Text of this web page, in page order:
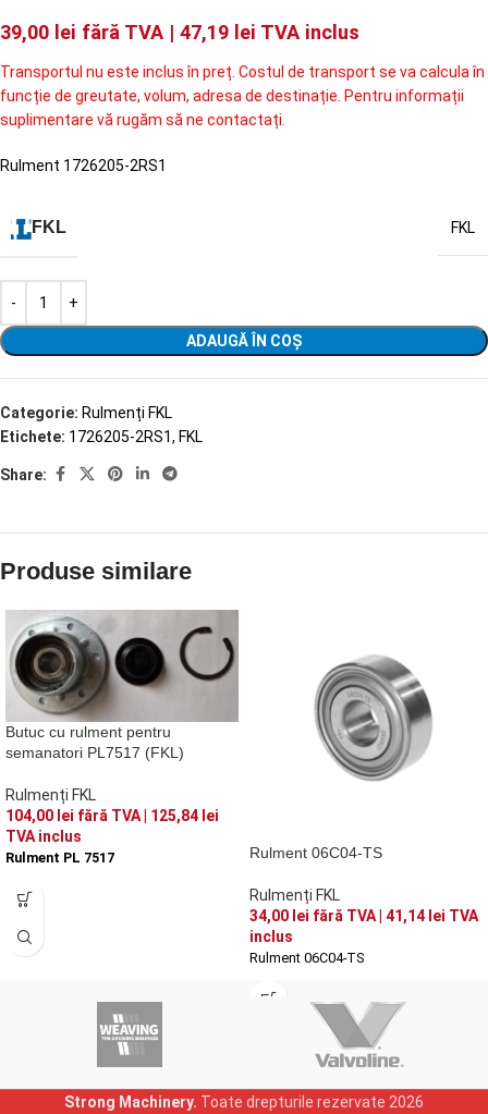
39,00 lei fără TVA | 47,19 lei TVA inclus
Transportul nu este inclus în preț. Costul de transport se va calcula în
funcție de greutate, volum, adresa de destinație. Pentru informații
suplimentare vă rugăm să ne contactați.
Rulment 1726205-2RS1
FKL FKL
ADAUGĂ ÎN COȘ
Categorie: Rulmenți FKL
Etichete: 1726205-2RS1, FKL
Share:
Produse similare
Butuc cu rulment pentru
semanatori PL7517 (FKL)
Rulmenți FKL
104,00 lei fără TVA | 125,84 lei
TVA inclus
Rulment PL 7517 Rulment 06C04-TS
Rulmenți FKL
34,00 lei fără TVA | 41,14 lei TVA
inclus
Rulment 06C04-TS
Strong Machinery. Toate drepturile rezervate 2026